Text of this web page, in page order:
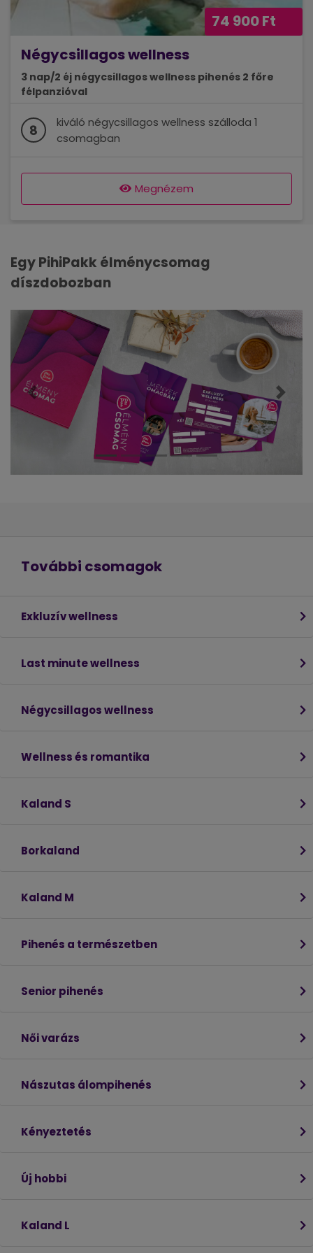
74 900 Ft
Négycsillagos wellness
3 nap/2 éj négycsillagos wellness pihenés 2 főre
félpanzióval
8
kiváló négycsillagos wellness szálloda 1
csomagban
Megnézem
Egy PihiPakk élménycsomag
díszdobozban
Előző
További csomagok
Exkluzív wellness
Last minute wellness
Négycsillagos wellness
Wellness és romantika
Kaland S
Borkaland
Kaland M
Pihenés a természetben
Senior pihenés
Női varázs
Nászutas álompihenés
Kényeztetés
Új hobbi
Kaland L